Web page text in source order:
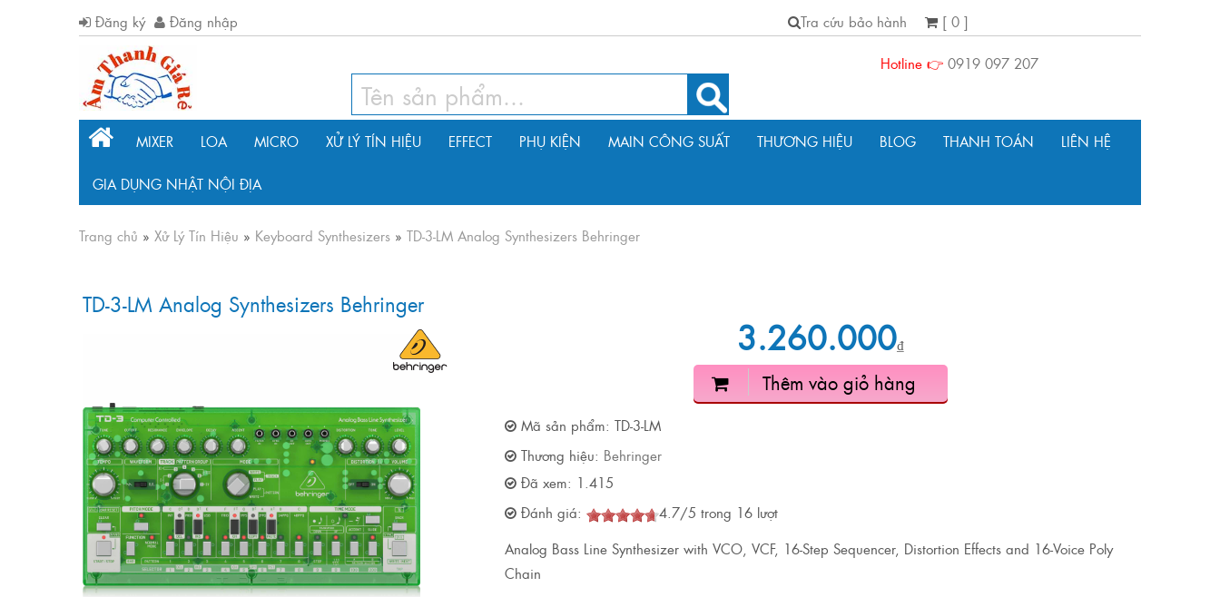
Đăng ký Đăng nhập Tra cứu bảo hành
[ 0 ]
Hotline 👉 0919 097 207
MIXER LOA MICRO XỬ LÝ TÍN HIỆU EFFECT PHỤ KIỆN MAIN CÔNG SUẤT THƯƠNG HIỆU BLOG THANH TOÁN LIÊN HỆ
GIA DỤNG NHẬT NỘI ĐỊA
Trang chủ » Xử Lý Tín Hiệu » Keyboard Synthesizers » TD-3-LM Analog Synthesizers Behringer
TD-3-LM Analog Synthesizers Behringer
3.260.000₫
Thêm vào giỏ hàng
Mã sản phẩm: TD-3-LM
Thương hiệu: Behringer
Đã xem: 1.415
Đánh giá:
4.7/5 trong 16lượt
Analog Bass Line Synthesizer with VCO, VCF, 16-Step Sequencer, Distortion Effects and 16-Voice Poly
Chain